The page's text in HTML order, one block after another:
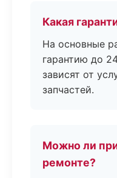
Какая
На основные
гарантию до
зависят от
запчастей.
Можно ли
ремонте?